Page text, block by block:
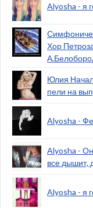
Alyosha - я
Хор
Юлия
пели на
Alyosha -
Alyosha -
все дышит,
Alyosha - я